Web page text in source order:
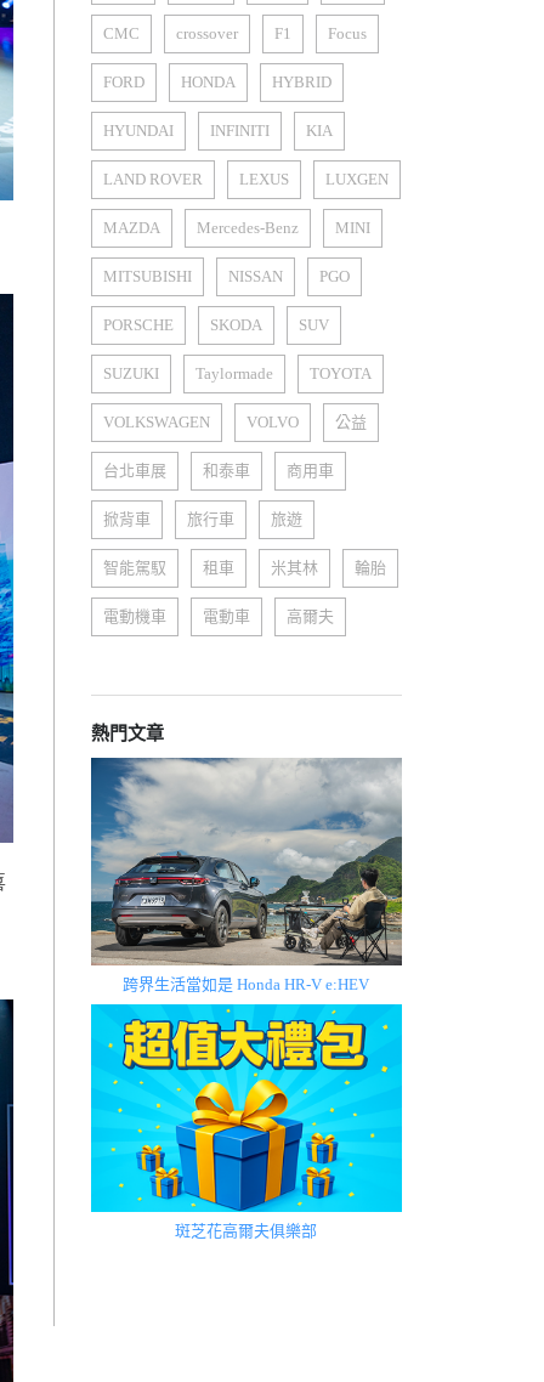
CMC crossover F1 Focus
FORD HONDA HYBRID
HYUNDAI INFINITI KIA
LAND ROVER LEXUS LUXGEN
MAZDA Mercedes-Benz MINI
MITSUBISHI NISSAN PGO
PORSCHE SKODA SUV
SUZUKI Taylormade TOYOTA
VOLKSWAGEN VOLVO 公益
台北車展 和泰車 商用車
掀背車 旅行車 旅遊
智能駕馭 租車 米其林 輪胎
電動機車 電動車 高爾夫
熱門文章
跨界生活當如是 Honda HR-V e:HEV
斑芝花高爾夫俱樂部